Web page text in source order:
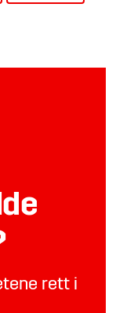
rett i